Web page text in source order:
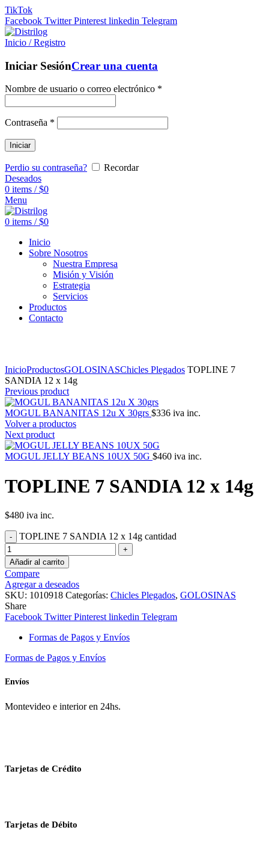
TikTok
Facebook Twitter Pinterest linkedin Telegram
Inicio / Registro
Iniciar SesiónCrear una cuenta
Nombre de usuario o correo electrónico *
Contraseña *
Iniciar
Perdio su contraseña?
Recordar
Deseados
0 items / $0
Menu
0 items / $0
Inicio
Sobre Nosotros
Nuestra Empresa
Misión y Visión
Estrategia
Servicios
Productos
Contacto
InicioProductosGOLOSINASChicles Plegados TOPLINE 7
SANDIA 12 x 14g
Previous product
MOGUL BANANITAS 12u X 30grs $336 iva inc.
Volver a productos
Next product
MOGUL JELLY BEANS 10UX 50G $460 iva inc.
TOPLINE 7 SANDIA 12 x 14g
$480 iva inc.
TOPLINE 7 SANDIA 12 x 14g cantidad
Añadir al carrito
Compare
Agregar a deseados
SKU: 1010918 Categorías: Chicles Plegados, GOLOSINAS
Share
Facebook Twitter Pinterest linkedin Telegram
Formas de Pagos y Envíos
Formas de Pagos y Envíos
Envíos
Montevideo e interior en 24hs.
Tarjetas de Crédito
Tarjetas de Débito